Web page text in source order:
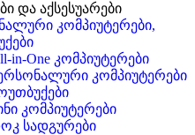
და აქსესუარები
კომპიუტერები,
in-One კომპიუტერები
კომპიუტერები
კომპიუტერები
სადგურები